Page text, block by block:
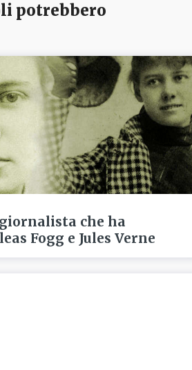
potrebbero
che ha
Fogg e Jules Verne